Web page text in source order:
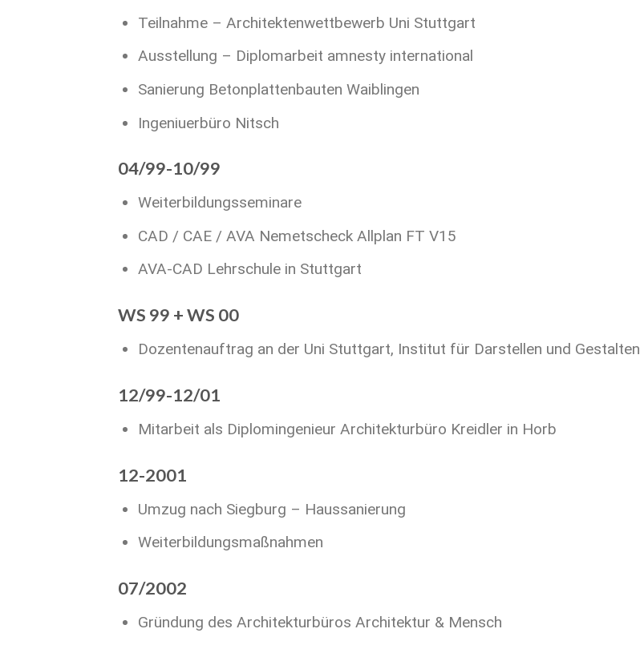
Teilnahme – Architektenwettbewerb Uni Stuttgart
Ausstellung – Diplomarbeit amnesty international
Sanierung Betonplattenbauten Waiblingen
Ingeniuerbüro Nitsch
04/99-10/99
Weiterbildungsseminare
CAD / CAE / AVA Nemetscheck Allplan FT V15
AVA-CAD Lehrschule in Stuttgart
WS 99 + WS 00
Dozentenauftrag an der Uni Stuttgart, Institut für Darstellen und Gestalten
12/99-12/01
Mitarbeit als Diplomingenieur Architekturbüro Kreidler in Horb
12-2001
Umzug nach Siegburg – Haussanierung
Weiterbildungsmaßnahmen
07/2002
Gründung des Architekturbüros Architektur & Mensch